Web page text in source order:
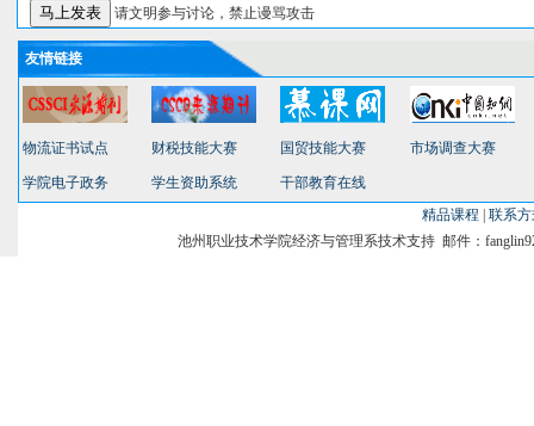
请文明参与讨论，禁止谩骂攻击
友情链接
物流证书试点 财税技能大赛 国贸技能大赛 市场调查大赛
学院电子政务 学生资助系统
干部教育在线
精品课程
联系
池州职业技术学院经济与管理系技术支持 邮件：